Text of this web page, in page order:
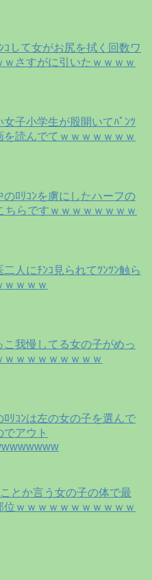
ｺして女がお尻を拭く回数ワ
ｗさすがに引いたｗｗｗｗ
女子小学生が股開いてﾊﾟﾝﾂ
を読んでてｗｗｗｗｗｗｗ
のﾛﾘｺﾝを虜にしたハーフの
ちらですｗｗｗｗｗｗｗｗ
二人にﾁﾝｺ見られてﾂﾝﾂﾝ触ら
ｗｗｗｗ
こ我慢してる女の子がめっ
ｗｗｗｗｗｗｗｗｗ
ﾛﾘｺﾝは左の女の子を選んで
でアウト
とか言う女の子の体で最
ｗｗｗｗｗｗｗｗｗｗｗ